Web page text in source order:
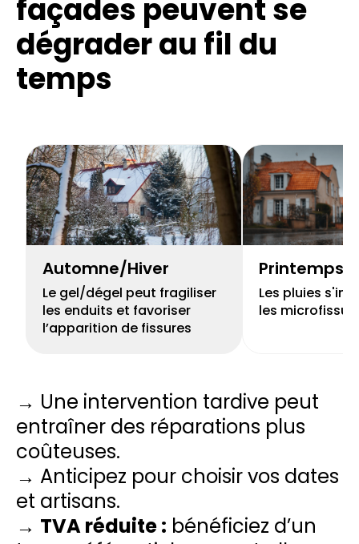
façades peuvent se
dégrader au fil du
temps
Automne/Hiver
Le gel/dégel peut fragiliser
les enduits et favoriser
l’apparition de fissures
Printemps
Les pluies
les
→ Une intervention tardive peut
entraîner des réparations plus
coûteuses.
→ Anticipez pour choisir vos dates
et artisans.
→ TVA réduite : bénéficiez d’un